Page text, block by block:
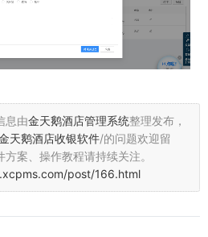
息由金天鹅酒店管理系统整理发布，
天鹅酒店收银软件/的问题欢迎留
案、操作教程请持续关注。
post/166.html